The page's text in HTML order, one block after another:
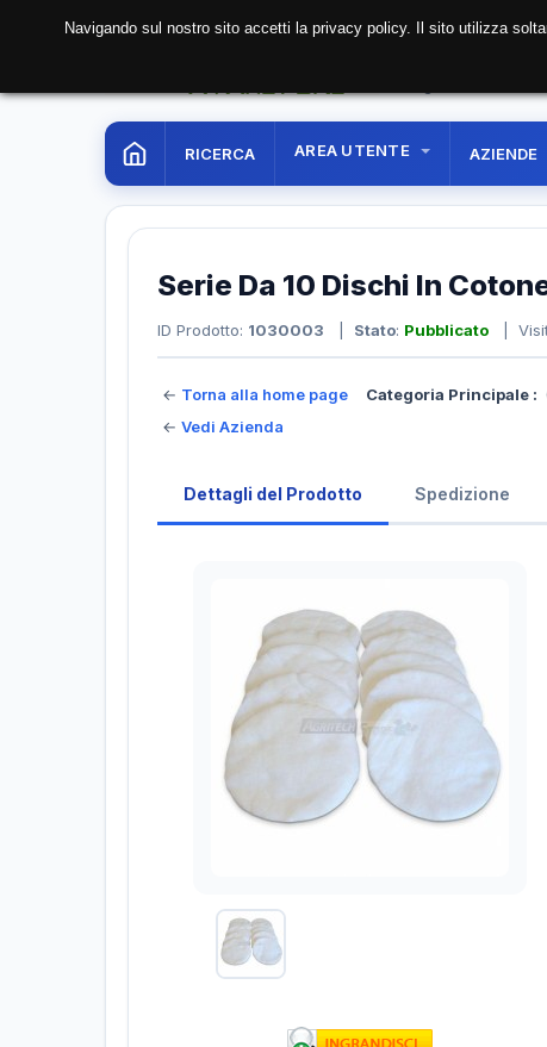
RICERCA AREA UTENTE AZIENDE
Serie Da 10 Dischi In
ID Prodotto: 1030003 Stato: Pubblicato |
← Torna alla home page
← Vedi Azienda
Categoria Principale :
Dettagli del Prodotto Spedizione
Navigando sul nostro sito accetti la privacy policy. Il sito utilizza